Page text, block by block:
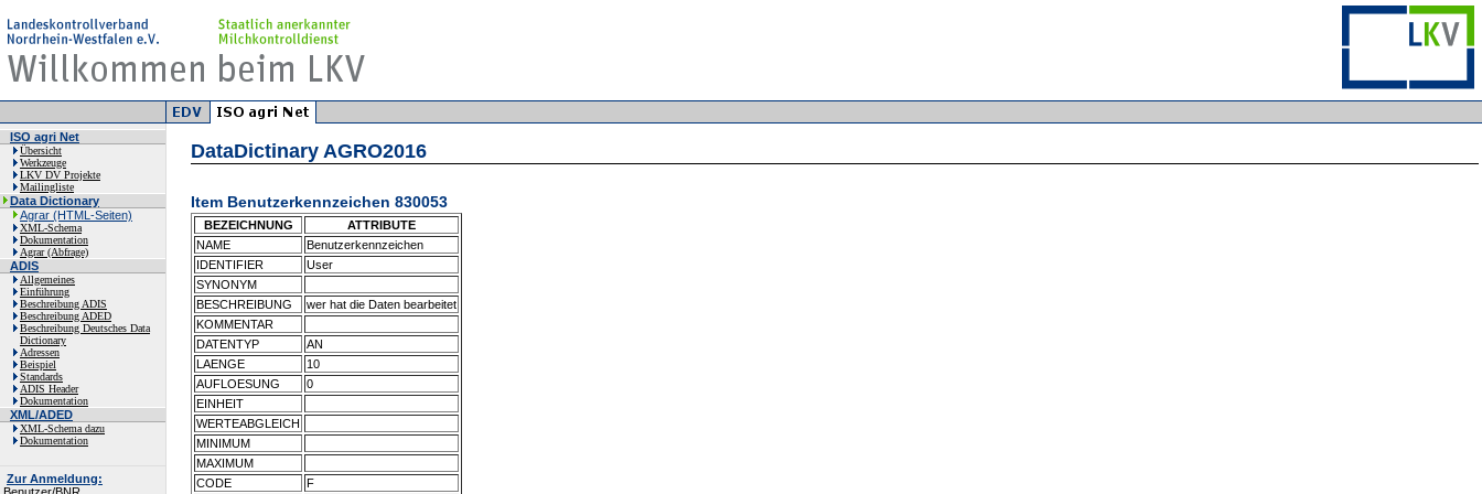
ISO agri Net
Übersicht
Werkzeuge
LKV DV Projekte
Mailingliste
Data Dictionary
Agrar (HTML-Seiten)
XML-Schema
Dokumentation
Agrar (Abfrage)
ADIS
Allgemeines
Einführung
Beschreibung ADIS
Beschreibung ADED
Beschreibung Deutsches Data
Dictionary
Adressen
Beispiel
Standards
ADIS Header
Dokumentation
XML/ADED
XML-Schema dazu
Dokumentation
Zur Anmeldung:
DataDictinary AGRO2016
Item Benutzerkennzeichen 830053
BEZEICHNUNG
ATTRIBUTE
NAME
Benutzerkennzeichen
IDENTIFIER
User
SYNONYM
BESCHREIBUNG
wer hat die Daten bearbeitet
KOMMENTAR
DATENTYP
AN
LAENGE
10
AUFLOESUNG
0
EINHEIT
WERTEABGLEICH
MINIMUM
MAXIMUM
CODE
F